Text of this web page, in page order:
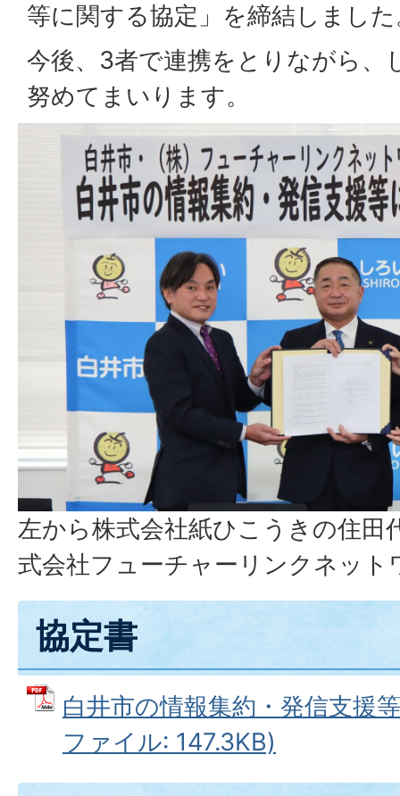
等に関する協定」を締結しまし
今後、3者で連携をとりながら、
努めてまいります。
左から株式会社紙ひこうきの住田
式会社フューチャーリンクネット
協定書
白井市の情報集約・発信支援
ファイル: 147.3KB)